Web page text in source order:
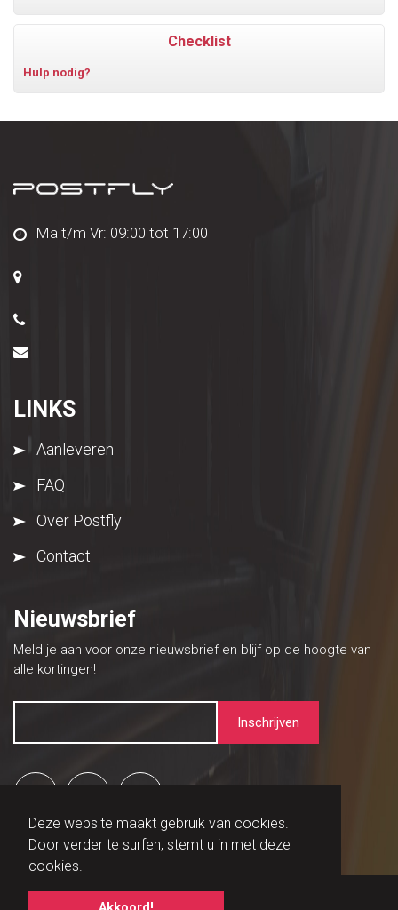
Deze website maakt gebruik van cookies.
Door verder te surfen, stemt u in met deze
cookies.
Checklist
Hulp nodig?
Ma t/m Vr: 09:00 tot 17:00
LINKS
Aanleveren
FAQ
Over Postfly
Contact
Nieuwsbrief
Meld je aan voor onze nieuwsbrief en blijf op de hoogte van
alle kortingen!
© Copyright 2026 Postfly